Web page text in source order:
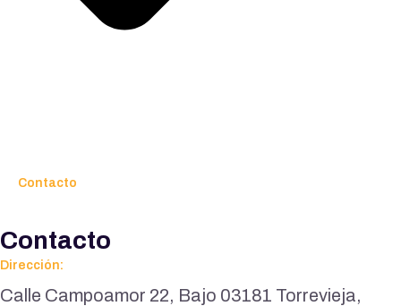
Contacto
Contacto
Dirección:
Calle Campoamor 22, Bajo 03181 Torrevieja,